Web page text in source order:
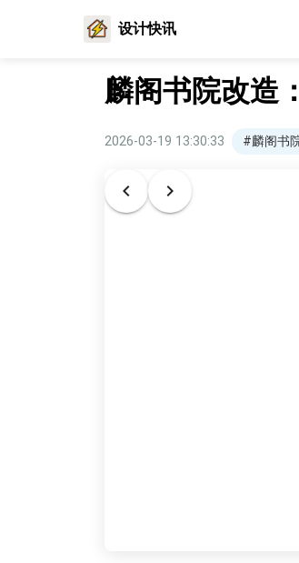
设计快讯
麟阁书院改造
2026-03-19 13:30:33 #麟阁书